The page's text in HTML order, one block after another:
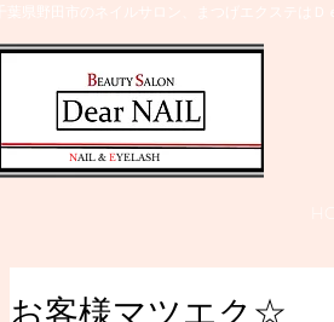
千葉県野田市のネイルサロン、まつげエクステは
​NAIL & EYELASH
お客様マツエク☆